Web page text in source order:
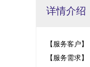
详情介绍
【服务客户
【服务需求